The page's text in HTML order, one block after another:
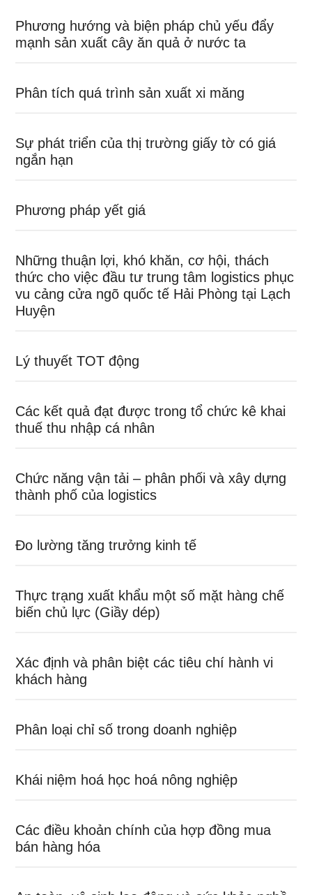
Phương hướng và biện pháp chủ yếu đẩy
mạnh sản xuất cây ăn quả ở nước ta
Phân tích quá trình sản xuất xi măng
Sự phát triển của thị trường giấy tờ có giá
ngắn hạn
Phương pháp yết giá
Những thuận lợi, khó khăn, cơ hội, thách
thức cho việc đầu tư trung tâm logistics phục
vu cảng cửa ngõ quốc tế Hải Phòng tại Lạch
Huyện
Lý thuyết TOT động
Các kết quả đạt được trong tổ chức kê khai
thuế thu nhập cá nhân
Chức năng vận tải – phân phối và xây dựng
thành phố của logistics
Đo lường tăng trưởng kinh tế
Thực trạng xuất khẩu một số mặt hàng chế
biến chủ lực (Giầy dép)
Xác định và phân biệt các tiêu chí hành vi
khách hàng
Phân loại chỉ số trong doanh nghiệp
Khái niệm hoá học hoá nông nghiệp
Các điều khoản chính của hợp đồng mua
bán hàng hóa